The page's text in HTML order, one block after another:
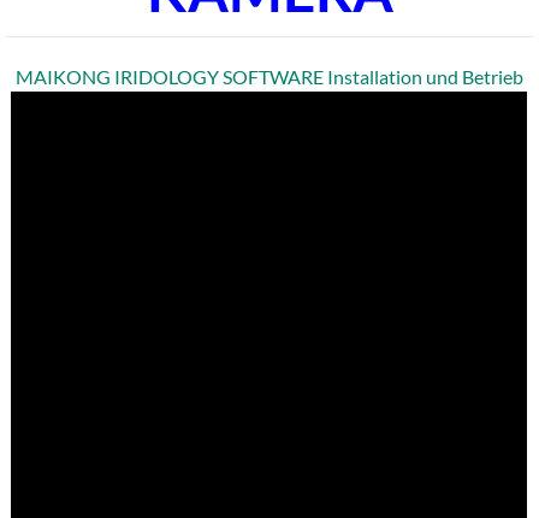
MAIKONG IRIDOLOGY SOFTWARE Installation und Betrieb